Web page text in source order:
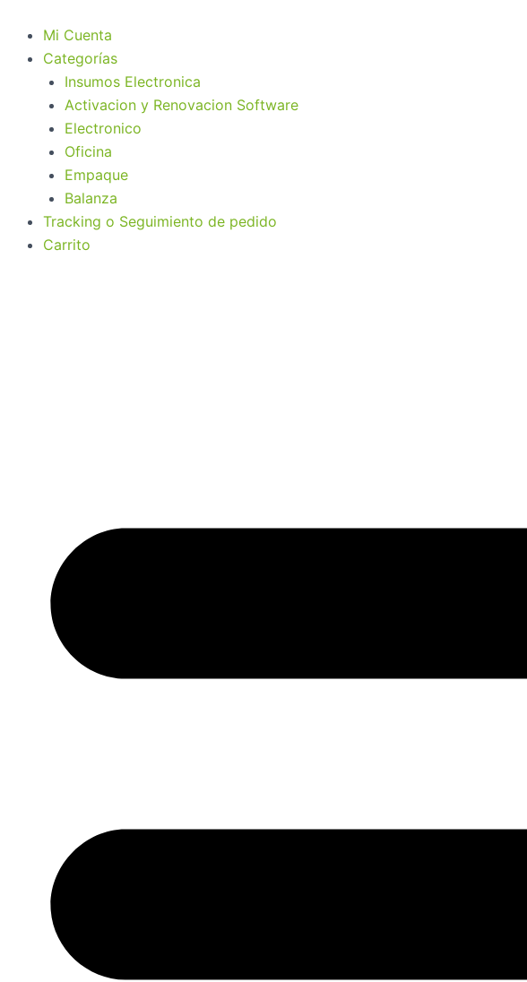
contenido
Mi Cuenta
Categorías
Insumos Electronica
Activacion y Renovacion Software
Electronico
Oficina
Empaque
Balanza
Tracking o Seguimiento de pedido
Carrito